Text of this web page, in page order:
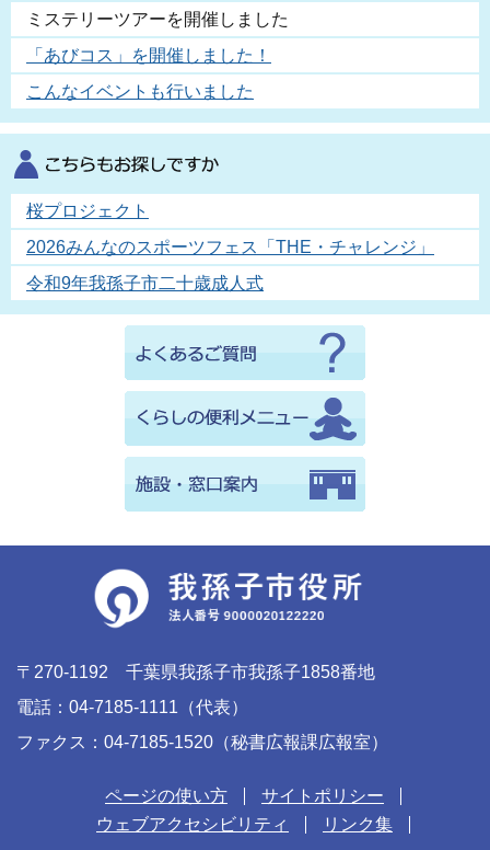
ミステリーツアーを開催しました
「あびコス」を開催しました！
こんなイベントも行いました
桜プロジェクト
2026みんなのスポーツフェス「THE・チャレンジ」
令和9年我孫子市二十歳成人式
〒270-1192 千葉県我孫子市我孫子1858番地
電話：04-7185-1111（代表）
ファクス：04-7185-1520（秘書広報課広報室）
ページの使い方
サイトポリシー
ウェブアクセシビリティ
リンク集